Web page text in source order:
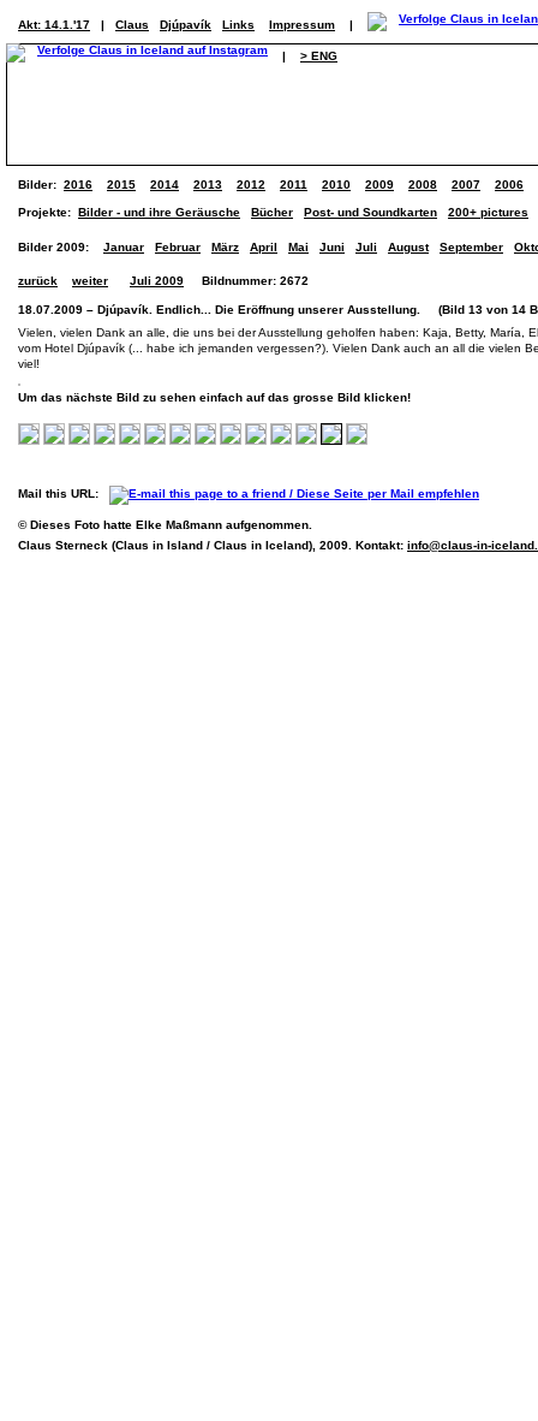
Akt: 14.1.'17 | Claus Djúpavík Links Impressum |
| > ENG
Bilder: 2016 2015 2014 2013 2012 2011 2010 2009 2008 2007 2006
Projekte: Bilder - und ihre Geräusche Bücher Post- und Soundkarten 200+ pictures
Bilder 2009: Januar Februar März April Mai Juni Juli August September
zurück weiter Juli 2009 Bildnummer: 2672
18.07.2009 – Djúpavík. Endlich... Die Eröffnung unserer Ausstellung. (Bild 13 von 14
Vielen, vielen Dank an alle, die uns bei der Ausstellung geholfen haben: Kaja, Betty, María,
vom Hotel Djúpavík (... habe ich jemanden vergessen?). Vielen Dank auch an all die vielen
viel!
Um das nächste Bild zu sehen einfach auf das grosse Bild klicken!
Mail this URL:
© Dieses Foto hatte Elke Maßmann aufgenommen.
Claus Sterneck (Claus in Island / Claus in Iceland), 2009. Kontakt: info@claus-in-